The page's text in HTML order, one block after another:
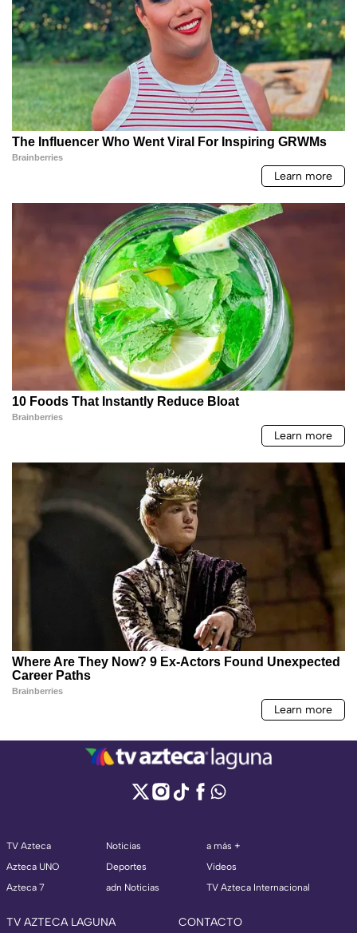
TV Azteca
Azteca UNO
Azteca 7
Noticias
Deportes
adn Noticias
a más +
Videos
TV Azteca Internacional
TV AZTECA LAGUNA CONTACTO